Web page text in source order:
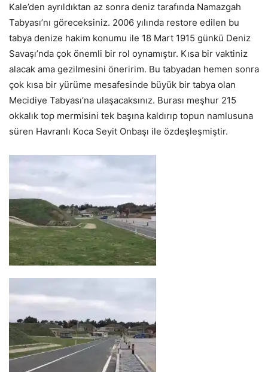
Kale’den ayrıldıktan az sonra deniz tarafında Namazgah
Tabyası’nı göreceksiniz. 2006 yılında restore edilen bu
tabya denize hakim konumu ile 18 Mart 1915 günkü Deniz
Savaşı’nda çok önemli bir rol oynamıştır. Kısa bir vaktiniz
alacak ama gezilmesini öneririm. Bu tabyadan hemen sonra
çok kısa bir yürüme mesafesinde büyük bir tabya olan
Mecidiye Tabyası’na ulaşacaksınız. Burası meşhur 215
okkalık top mermisini tek başına kaldırıp topun namlusuna
süren Havranlı Koca Seyit Onbaşı ile özdeşleşmiştir.